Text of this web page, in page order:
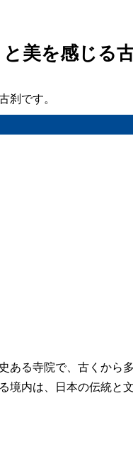
美を感じる
刹です。
ある寺院で、古くから
境内は、日本の伝統と